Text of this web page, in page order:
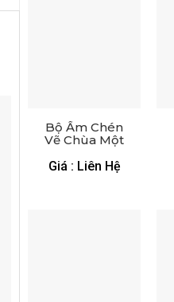
Bộ Ấm Chén
Vẽ Chùa Một
24K – XGS AC
Giá : Liên Hệ